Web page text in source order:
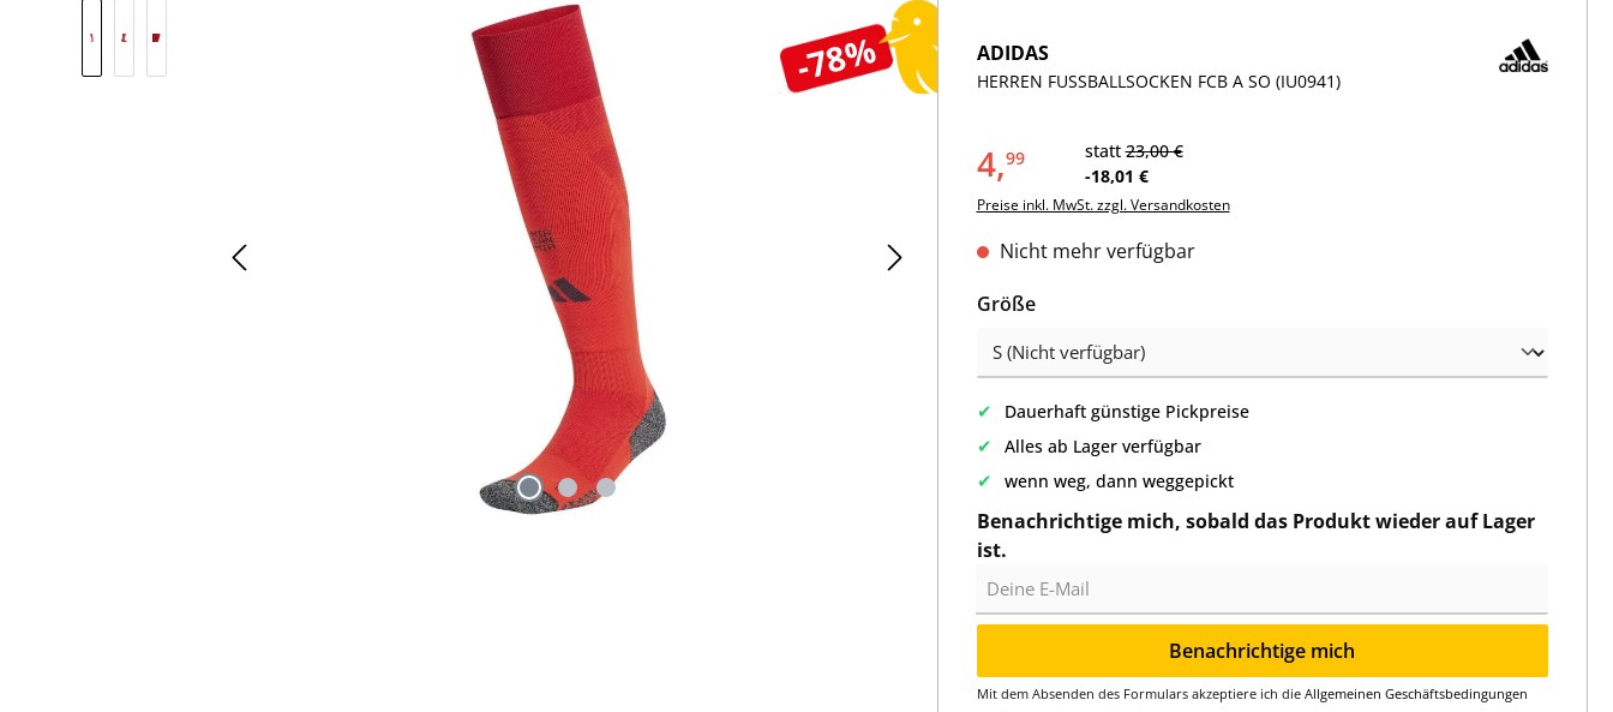
-78%
ADIDAS
HERREN FUSSBALLSOCKEN FCB A SO (IU0941)
4,99 statt23,00 €
-18,01 €
Preise inkl. MwSt. zzgl. Versandkosten
Nicht mehr verfügbar
Größeauswählen
✔ Dauerhaft günstige Pickpreise
✔ Alles ab Lager verfügbar
✔ wenn weg, dann weggepickt
Benachrichtige mich, sobald das Produkt wieder auf Lager
ist.
Benachrichtige mich
Mit dem Absenden des Formulars akzeptiere ich die Allgemeinen Geschäftsbedingungen